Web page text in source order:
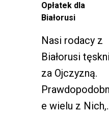
instytucji
ekonomii
społecznej?.
Opłatek dla
Białorusi
Nasi rodacy z
Białorusi
za Ojczyzną.
e wielu z Nich,